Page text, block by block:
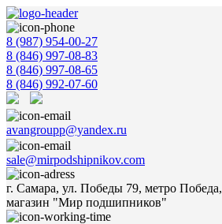
8 (987) 954-00-27
8 (846) 997-08-83
8 (846) 997-08-65
8 (846) 992-07-60
avangroupp@yandex.ru
sale@mirpodshipnikov.com
г. Самара, ул. Победы 79, метро Победа,
магазин "Мир подшипников"